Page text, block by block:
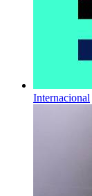
Internacional